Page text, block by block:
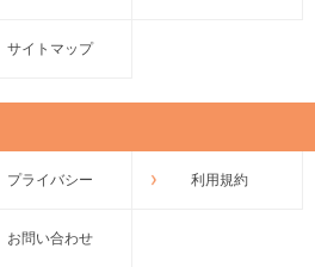
サイトマップ
プライバシー 利用規約
お問い合わせ